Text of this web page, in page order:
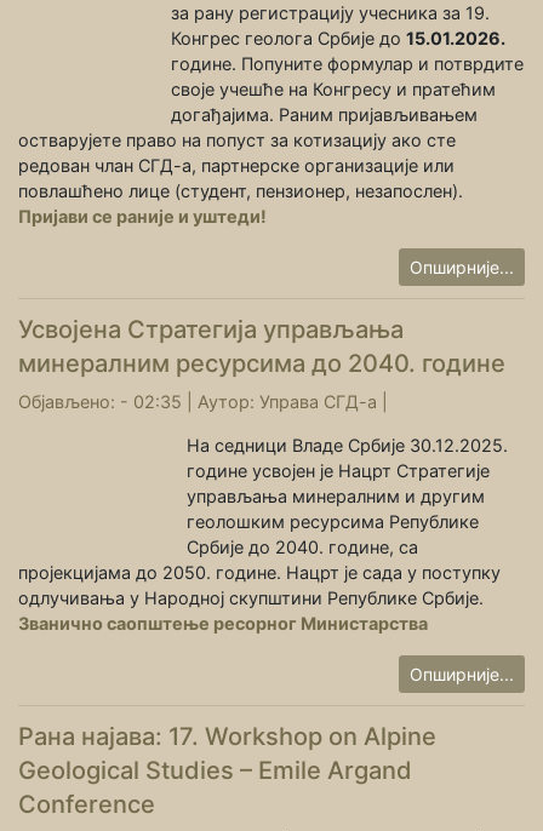
за рану регистрацију учесника за 19.
Конгрес геолога Србије до 15.01.2026.
године. Попуните формулар и потврдите
своје учешће на Конгресу и пратећим
догађајима. Раним пријављивањем
остварујете право на попуст за котизацију ако сте
редован члан СГД-а, партнерске организације или
повлашћено лице (студент, пензионер, незапослен).
Пријави се раније и уштеди!
Опширније...
Усвојена Стратегија управљања
минералним ресурсима до 2040. године
Објављено: - 02:35 | Аутор: Управа СГД-а
На седници Владе Србије 30.12.2025.
године усвојен је Нацрт Стратегије
управљања минералним и другим
геолошким ресурсима Републике
Србије до 2040. године, са
пројекцијама до 2050. године. Нацрт је сада у поступку
одлучивања у Народној скупштини Републике Србије.
Званично саопштење ресорног Министарства
Опширније...
Рана најава: 17. Workshop on Alpine
Geological Studies – Emile Argand
Conference